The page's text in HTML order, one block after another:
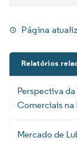
Página
Relatórios
Perspectiva
Comerciais na
Mercado de